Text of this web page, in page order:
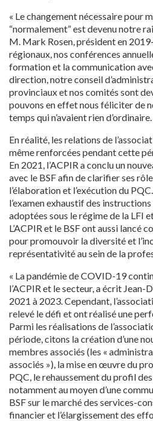
« Le changement nécessaire pour
“normalement” est devenu notre
M. Mark Rosen, président en
régionaux, nos conférences
formation et la communication
direction, notre conseil
provinciaux et nos comités sont
pouvons en effet nous féliciter de
temps qui n’avaient rien d’ordinaire.
En réalité, les relations de
même renforcées pendant cette
En 2021, l’ACPIR a conclu un
avec le BSF afin de clarifier ses
l’élaboration et l’exécution du
l’examen exhaustif des
adoptées sous le régime de la LFI
L’ACPIR et le BSF ont aussi lancé
pour promouvoir la diversité et
représentativité au sein de la
« La pandémie de COVID-19
l’ACPIR et le secteur, a écrit
2021 à 2023. Cependant,
relevé le défi et ont réalisé une
Parmi les réalisations de
période, citons la création d’une
membres associés (les «
associés »), la mise en œuvre du
PQC, le rehaussement du profil des
notamment au moyen d’une
BSF sur le marché des services-
financier et l’élargissement des